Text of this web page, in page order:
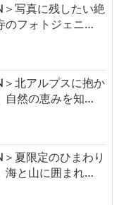
写真に残したい絶
のフォトジェニ…
＞北アルプスに抱か
自然の恵みを知…
夏限定のひまわり
海と山に囲まれ…